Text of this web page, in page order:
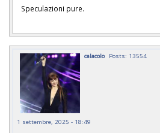
Speculazioni pure.
calacolo Posts: 13554
1 settembre, 2025 - 18:49